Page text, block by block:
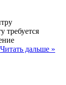
требуется
Читать дальше »